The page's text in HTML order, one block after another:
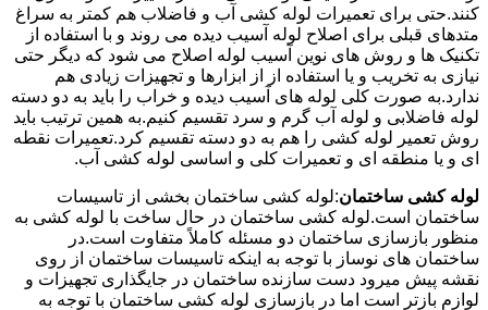
کنند.حتی برای تعمیرات لوله کشی آب و فاضلاب هم کمتر به سراغ
متدهای قبلی برای اصلاح لوله آسیب دیده می روند و با استفاده از
تکنیک ها و روش های نوین آسیب لوله اصلاح می شود که دیگر حتی
نیازی به تخریب و یا استفاده از از ابزارها و تجهیزات زیادی هم
ندارد.به صورت کلی لوله های آسیب دیده و خراب را باید به دو دسته
لوله فاضلابی و لوله آب گرم و سرد تقسیم کنیم.به همین ترتیب باید
روش تعمیر لوله کشی را هم به دو دسته تقسیم کرد.تعمیرات نقطه
ای و یا منطقه ای و تعمیرات کلی و اساسی لوله کشی آب.
لوله کشی ساختمان:لوله کشی ساختمان بخشی از تاسیسات
ساختمان است.لوله کشی ساختمان در حال ساخت با لوله کشی به
منظور بازسازی ساختمان دو مسئله کاملاً متفاوت است.در
ساختمان های نوساز با توجه به اینکه تاسیسات ساختمان از روی
نقشه پیش میرود دست سازنده ساختمان در جایگذاری تجهیزات و
لوازم بازتر است اما در بازسازی لوله کشی ساختمان با توجه به